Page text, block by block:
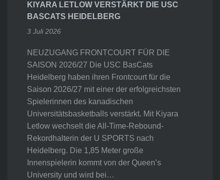
KIYARA LETLOW VERSTÄRKT DIE USC
BASCATS HEIDELBERG
3 Juli 2026
NEUZUGANG FRONTCOURT FÜR DIE
SAISON 2026/27 Die USC BasCats
Heidelberg haben ihren Frontcourt für die
Saison 2026/27 mit einer der erfolgreichsten
Spielerinnen des kanadischen
Universitätsbasketballs verstärkt. Mit Kiyara
Letlow wechselt die All-Time-Rebound-
Rekordhalterin der U SPORTS nach
Heidelberg. Die 1,85 Meter große
Innenspielerin kommt von der Queen’s
University und wird bei…